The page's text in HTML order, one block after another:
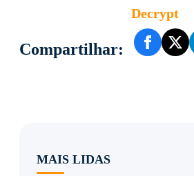
Decrypt
Compartilhar:
MAIS LIDAS